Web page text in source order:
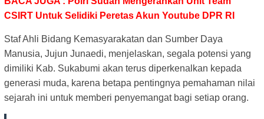
CSIRT Untuk Selidiki Peretas Akun Youtube DPR RI
Staf Ahli Bidang Kemasyarakatan dan Sumber Daya
Manusia, Jujun Junaedi, menjelaskan, segala potensi yang
dimiliki Kab. Sukabumi akan terus diperkenalkan kepada
generasi muda, karena betapa pentingnya pemahaman nilai
sejarah ini untuk memberi penyemangat bagi setiap orang.